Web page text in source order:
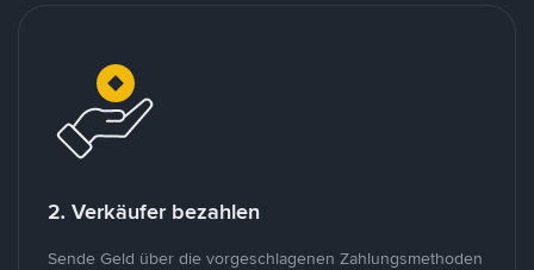
2. Verkäufer bezahlen
Sende Geld über die vorgeschlagenen Zahlungsmethoden